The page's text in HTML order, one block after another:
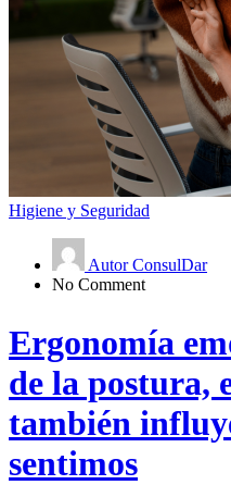
Higiene y Seguridad
Autor ConsulDar
No Comment
Ergonomía
de la postura,
también
sentimos